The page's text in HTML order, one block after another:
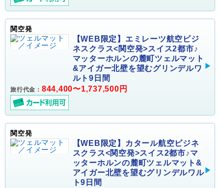
関空発
【WEB限定】エミレーツ航空ビジ
ネスクラス<関空発>スイス2都市♪
マッターホルンの麓町ツェルマット
&アイガー北壁を望むグリンデルワ
ルト9日間
旅行代金： 844,400〜1,737,500円
関空発
【WEB限定】カタール航空ビジネ
スクラス<関空発>スイス2都市♪マ
ッターホルンの麓町ツェルマット&
アイガー北壁を望むグリンデルワル
ト9日間